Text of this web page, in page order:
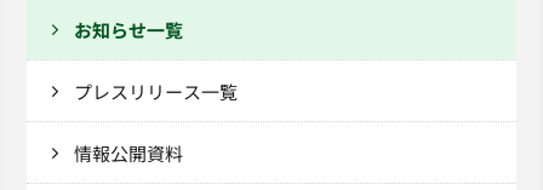
お知らせ一覧
プレスリリース一覧
情報公開資料